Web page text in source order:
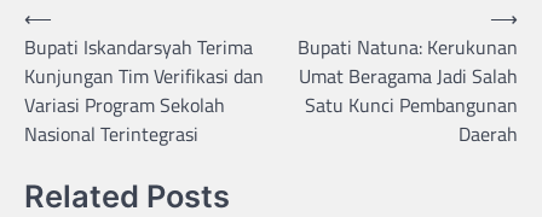
Post
navigation
⟵
Bupati Iskandarsyah Terima
Kunjungan Tim Verifikasi dan
Variasi Program Sekolah
Nasional Terintegrasi
Bupati Natuna: Kerukunan
Umat Beragama Jadi Salah
Satu Kunci Pembangunan
Daerah
⟶
Related Posts